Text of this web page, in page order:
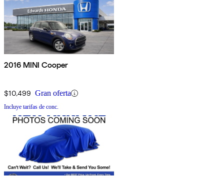
2016 MINI Cooper
$10,499 Gran oferta
Incluye tarifas de conc.